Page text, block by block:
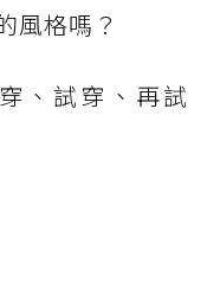
風格嗎？
、試穿、再試